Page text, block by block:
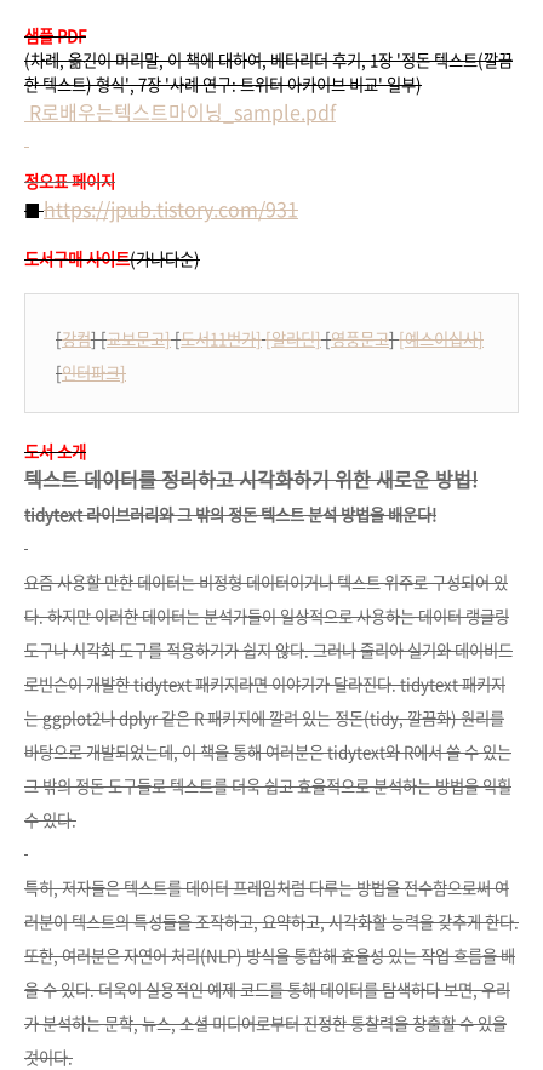
샘플 PDF
(차례, 옮긴이 머리말, 이 책에 대하여, 베타리더 후기, 1장 '정돈 텍스트(깔끔
한 텍스트) 형식', 7장 '사례 연구: 트위터 아카이브 비교' 일부)
R로배우는텍스트마이닝_sample.pdf
정오표 페이지
■https://jpub.tistory.com/931
도서구매 사이트(가나다순)
[강컴][교보문고][도서11번가][알라딘][영풍문고][예스이십사]
[인터파크]
도서 소개
텍스트 데이터를 정리하고 시각화하기 위한 새로운 방법!
tidytext 라이브러리와 그 밖의 정돈 텍스트 분석 방법을 배운다!
요즘 사용할 만한 데이터는 비정형 데이터이거나 텍스트 위주로 구성되어 있
다. 하지만 이러한 데이터는 분석가들이 일상적으로 사용하는 데이터 랭글링
도구나 시각화 도구를 적용하기가 쉽지않다. 그러나 줄리아 실기와 데이비드
로빈슨이 개발한 tidytext 패키지라면 이야기가 달라진다.tidytext 패키지
는 ggplot2나 dplyr 같은 R 패키지에 깔려 있는 정돈(tidy, 깔끔화) 원리를
바탕으로 개발되었는데, 이 책을 통해 여러분은 tidytext와 R에서 쓸 수 있는
그 밖의 정돈 도구들로 텍스트를 더욱 쉽고 효율적으로 분석하는 방법을 익힐
수 있다.
특히, 저자들은 텍스트를 데이터 프레임처럼 다루는 방법을 전수함으로써 여
러분이 텍스트의 특성들을 조작하고, 요약하고, 시각화할 능력을 갖추게 한다.
또한, 여러분은 자연어 처리(NLP) 방식을 통합해 효율성 있는 작업 흐름을 배
울 수 있다. 더욱이 실용적인 예제 코드를 통해 데이터를 탐색하다 보면, 우리
가 분석하는 문학, 뉴스, 소셜 미디어로부터 진정한 통찰력을 창출할 수 있을
것이다.